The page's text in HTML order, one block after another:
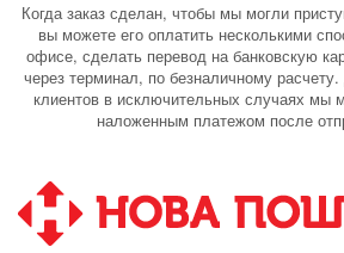
Когда заказ сделан, чтобы мы могли
вы можете его оплатить несколькими
офисе, сделать перевод на банковскую
через терминал, по безналичному
клиентов в исключительных случаях мы
наложенным платежом после